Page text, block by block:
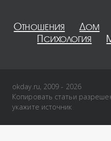
Отношения Дом
Психология
okday.ru, 2009 - 2026
Копировать статьи
укажите источник